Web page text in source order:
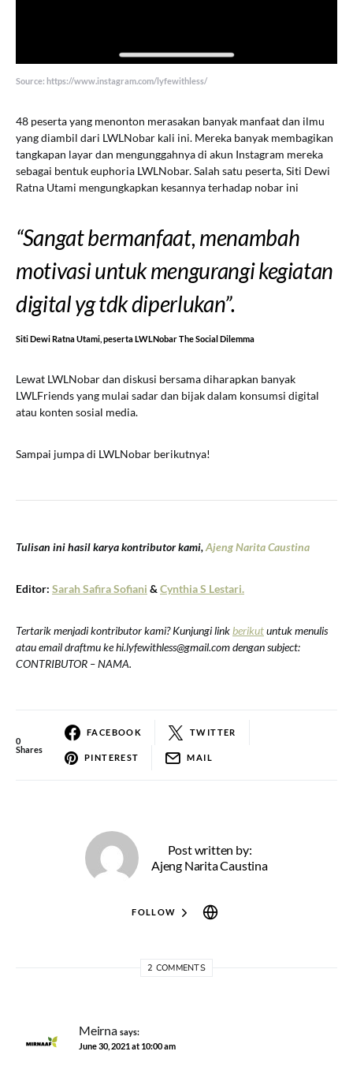
Source: https://www.instagram.com/lyfewithless/
48 peserta yang menonton merasakan banyak manfaat dan ilmu
yang diambil dari LWLNobar kali ini. Mereka banyak membagikan
tangkapan layar dan mengunggahnya di akun Instagram mereka
sebagai bentuk euphoria LWLNobar. Salah satu peserta, Siti Dewi
Ratna Utami mengungkapkan kesannya terhadap nobar ini
“Sangat bermanfaat, menambah
motivasi untuk mengurangi kegiatan
digital yg tdk diperlukan”.
Siti Dewi Ratna Utami, peserta LWLNobar The Social Dilemma
Lewat LWLNobar dan diskusi bersama diharapkan banyak
LWLFriends yang mulai sadar dan bijak dalam konsumsi digital
atau konten sosial media.
Sampai jumpa di LWLNobar berikutnya!
Tulisan ini hasil karya kontributor kami,Ajeng Narita Caustina
Editor: Sarah Safira Sofiani & Cynthia S Lestari.
Tertarik menjadi kontributor kami? Kunjungi linkberikutuntuk menulis
atau email draftmu ke hi.lyfewithless@gmail.com dengan subject:
CONTRIBUTOR – NAMA.
0
Shares
FACEBOOK TWITTER
PINTEREST MAIL
Post written by:
Ajeng Narita Caustina
FOLLOW
2 COMMENTS
Meirna says:
June 30, 2021 at 10:00 am